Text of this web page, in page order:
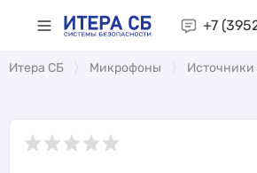
+7
Итера СБ Микрофоны